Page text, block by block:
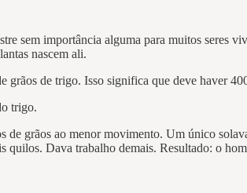
sem importância alguma para muitos seres
nascem ali.
de trigo. Isso significa que deve haver
trigo.
grãos ao menor movimento. Um único
Dava trabalho demais. Resultado: o